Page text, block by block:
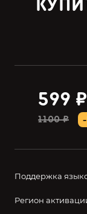
599 ₽
1100 ₽
Поддержка
Регион